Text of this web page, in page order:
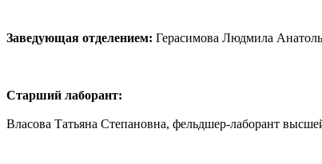
Заведующая отделением: Герасимова Людмила
Старший лаборант:
Власова Татьяна Степановна, фельдшер-лаборант